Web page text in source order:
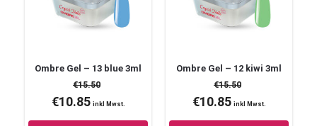
Ombre Gel – 13 blue 3ml
€15.50
€10.85 inkl Mwst.
Ombre Gel – 12 kiwi 3ml
€15.50
€10.85 inkl Mwst.